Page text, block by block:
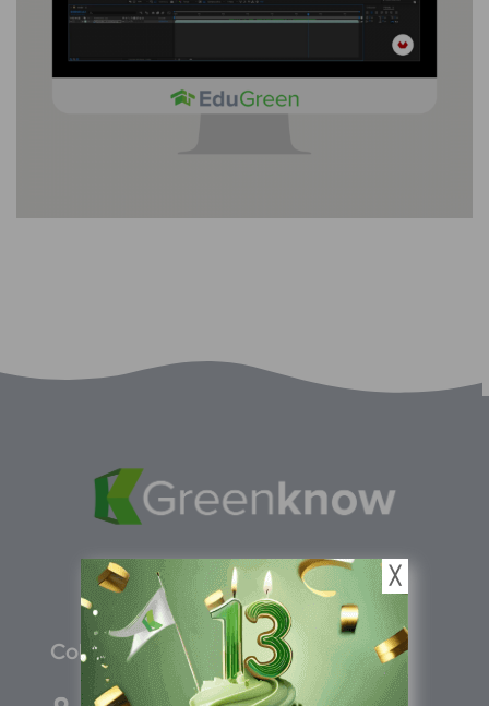
Colombia
╳